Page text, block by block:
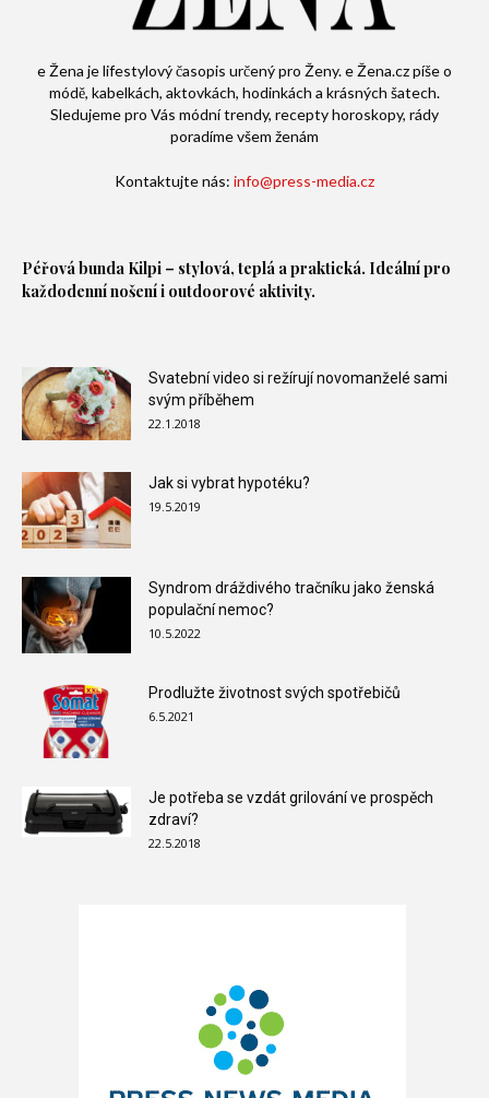
e Žena je lifestylový časopis určený pro Ženy. e Žena.cz píše o
módě, kabelkách, aktovkách, hodinkách a krásných šatech.
Sledujeme pro Vás módní trendy, recepty horoskopy, rády
poradíme všem ženám
Kontaktujte nás: info@press-media.cz
Péřová bunda Kilpi – stylová, teplá a praktická. Ideální pro
každodenní nošení i outdoorové aktivity.
Svatební video si režírují novomanželé sami
svým příběhem
22.1.2018
Jak si vybrat hypotéku?
19.5.2019
Syndrom dráždivého tračníku jako ženská
populační nemoc?
10.5.2022
Prodlužte životnost svých spotřebičů
6.5.2021
Je potřeba se vzdát grilování ve prospěch
zdraví?
22.5.2018